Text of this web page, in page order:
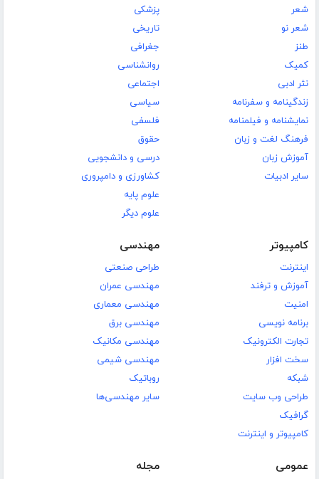
شعر
شعر نو
طنز
کمیک
نثر ادبی
زندگینامه و سفرنامه
نمایشنامه و فیلمنامه
فرهنگ لغت و زبان
آموزش زبان
سایر ادبیات
پزشکی
تاریخی
جغرافی
روانشناسی
اجتماعی
سیاسی
فلسفی
حقوق
درسی و دانشجویی
کشاورزی و دامپروری
علوم پایه
علوم دیگر
کامپیوتر
اینترنت
آموزش و ترفند
امنیت
برنامه نویسی
تجارت الکترونیک
سخت افزار
شبکه
طراحی وب سایت
گرافیک
کامپیوتر و اینترنت
مهندسی
طراحی صنعتی
مهندسی عمران
مهندسی معماری
مهندسی برق
مهندسی مکانیک
مهندسی شیمی
روباتیک
سایر مهندسی‌ها
عمومی مجله